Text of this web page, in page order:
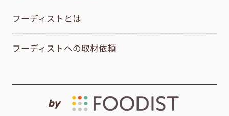
フーディストとは
フーディストへの取材依頼
by